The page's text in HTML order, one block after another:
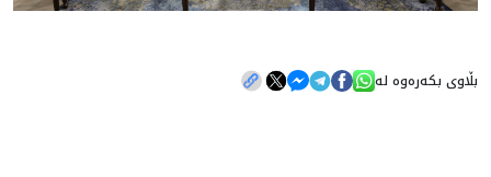
بڵاوی بکەرەوە لە